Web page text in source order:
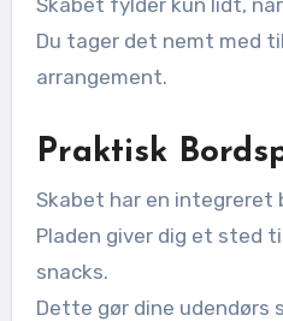
Du tager det nemt med
arrangement.
Praktisk
Skabet har en integreret
Pladen giver dig et sted
snacks.
Dette gør dine udendørs